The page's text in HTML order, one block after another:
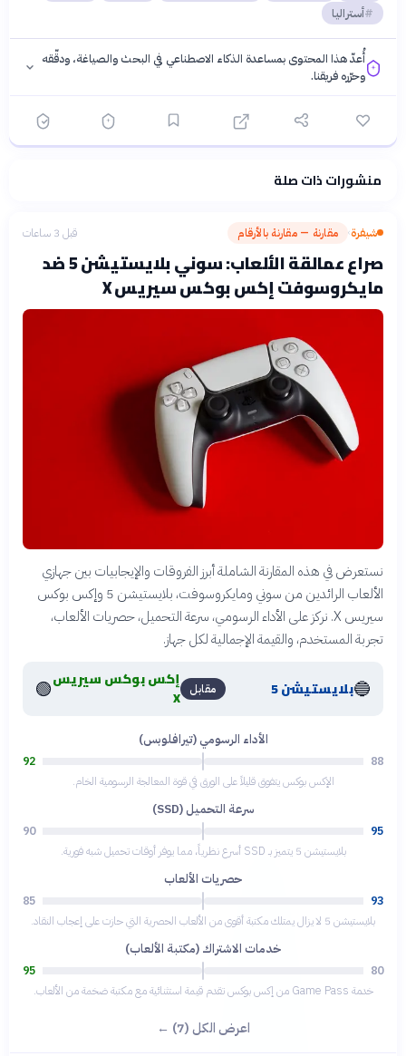
أستراليا
أُعدّ هذا المحتوى بمساعدة الذكاء الاصطناعي في البحث والصياغة، ودقّقه
وحرّره فريقنا.
فلسفتنا المعرفية· سياسة الذكاء الاصطناعيمنشورات ذات صلة
شيفرة› مقارنة — مقارنة بالأرقام قبل 3 ساعات
صراع عمالقة الألعاب: سوني بلايستيشن 5 ضد
مايكروسوفت إكس بوكس سيريس X
نستعرض في هذه المقارنة الشاملة أبرز الفروقات والإيجابيات بين جهازي
الألعاب الرائدين من سوني ومايكروسوفت، بلايستيشن 5 وإكس بوكس
سيريس X. نركز على الأداء الرسومي، سرعة التحميل، حصريات الألعاب،
تجربة المستخدم، والقيمة الإجمالية لكل جهاز.
🔵بلايستيشن 5 مقابل
إكس بوكس سيريس
X
🟢
الأداء الرسومي (تيرافلوبس)
88
92
الإكس بوكس يتفوق قليلاً على الورق في قوة المعالجة الرسومية الخام.
سرعة التحميل (SSD)
95
90
بلايستيشن 5 يتميز بـ SSD أسرع نظرياً، مما يوفر أوقات تحميل شبه فورية.
حصريات الألعاب
93
85
بلايستيشن 5 لا يزال يمتلك مكتبة أقوى من الألعاب الحصرية التي حازت على إعجاب النقاد.
خدمات الاشتراك (مكتبة الألعاب)
80
95
خدمة Game Pass من إكس بوكس تقدم قيمة استثنائية مع مكتبة ضخمة من الألعاب.
اعرض الكل (7) ←